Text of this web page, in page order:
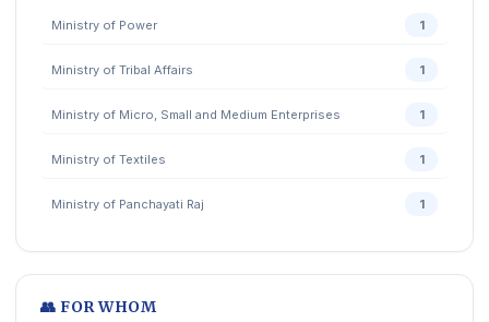
Ministry of Power 1
Ministry of Tribal Affairs 1
Ministry of Micro, Small and Medium Enterprises 1
Ministry of Textiles 1
Ministry of Panchayati Raj 1
👥 FOR WHOM